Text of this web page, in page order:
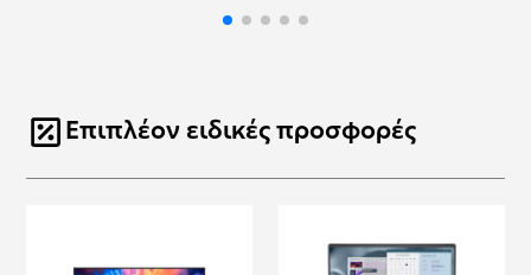
Επιπλέον ειδικές προσφορές